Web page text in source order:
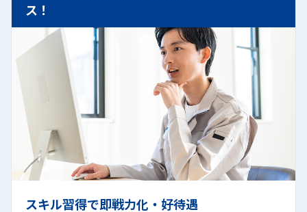
ス！
スキル習得で即戦力化・好待遇